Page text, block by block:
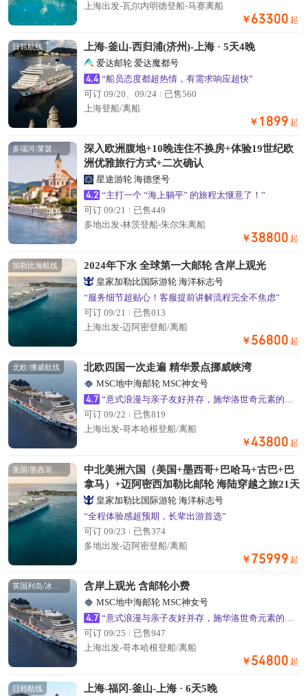
上海出发-瓦尔内明德登船-马赛离船
￥ 63300 起
日韩航线 上海-釜山-西归浦(济州)-上海 · 5天4晚
爱达邮轮 爱达魔都号
4.4 “船员态度都超热情，有需求响应超快”
可订 09/20、09/24
已售560
上海登船/离船
￥ 1899 起
深入欧洲腹地+10晚连住不换房+体验19世纪欧
洲优雅旅行方式+二次确认
星途游轮 海德堡号
4.2 “主打一个 “海上躺平” 的旅程太惬意了！”
可订 09/21
已售449
多地出发-林茨登船-朱尔朱离船
￥ 38800 起
加勒比海航线 2024年下水 全球第一大邮轮 含岸上观光
皇家加勒比国际游轮 海洋标志号
“服务细节超贴心！客服提前讲解流程完全不焦虑”
可订 09/21
已售013
上海出发-迈阿密登船/离船
￥ 56800 起
北欧/挪威航线 北欧四国一次走遍 精华景点挪威峡湾
MSC地中海邮轮 MSC神女号
4.7
“意式浪漫与亲子友好并存，施华洛世奇元素的公共区域超出片”
可订 09/22
已售819
上海出发-哥本哈根登船/离船
￥43800 起
中北美洲六国（美国+墨西哥+巴哈马+古巴+巴
拿马）+迈阿密西加勒比邮轮 海陆穿越之旅21天
皇家加勒比国际游轮 海洋标志号
“全程体验感超预期，长辈出游首选”
可订 09/23
已售374
多地出发-迈阿密登船/离船
￥ 75999 起
含岸上观光 含邮轮小费
MSC地中海邮轮 MSC神女号
4.7
“意式浪漫与亲子友好并存，施华洛世奇元素的公共区域超出片”
可订 09/25
已售947
上海出发-哥本哈根登船/离船
￥ 54800 起
日韩航线 上海-福冈-釜山-上海 · 6天5晚